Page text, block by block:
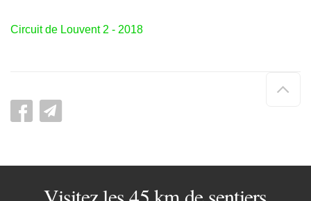
Circuit de Louvent 2 - 2018
de